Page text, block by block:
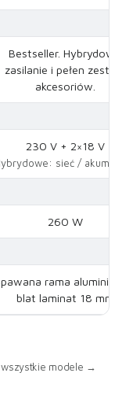
Bestseller. Hybrydowe
zasilanie i pełen zestaw
akcesoriów.
230 V + 2×18 V
sieć /
260 W
rama
blat laminat 18 mm
modele →